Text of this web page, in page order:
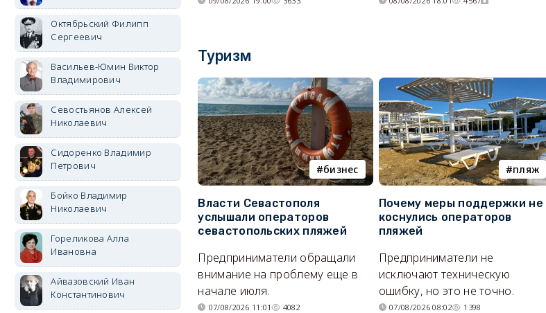
Туризм
бизнес
Власти Севастополя
услышали операторов
севастопольских пляжей
Предприниматели обращали
внимание на проблему еще в
начале июля.
07/08/2026 11:01 4082
пляж
Почему меры поддержки не
коснулись операторов
пляжей
Предприниматели не
исключают техническую
ошибку, но это не точно.
07/08/2026 08:02 1398
Октябрьский Филипп
Сергеевич
Васильев-Юмин Виктор
Владимирович
Севостьянов Алексей
Николаевич
Сидоренко Владимир
Петрович
Бойко Владимир
Николаевич
Гореликова Алла
Ивановна
Айвазовский Иван
Константинович